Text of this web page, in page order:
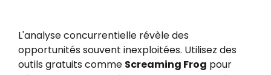
L'analyse concurrentielle révèle des
opportunités souvent inexploitées. Utilisez des
outils gratuits comme Screaming Frog pour